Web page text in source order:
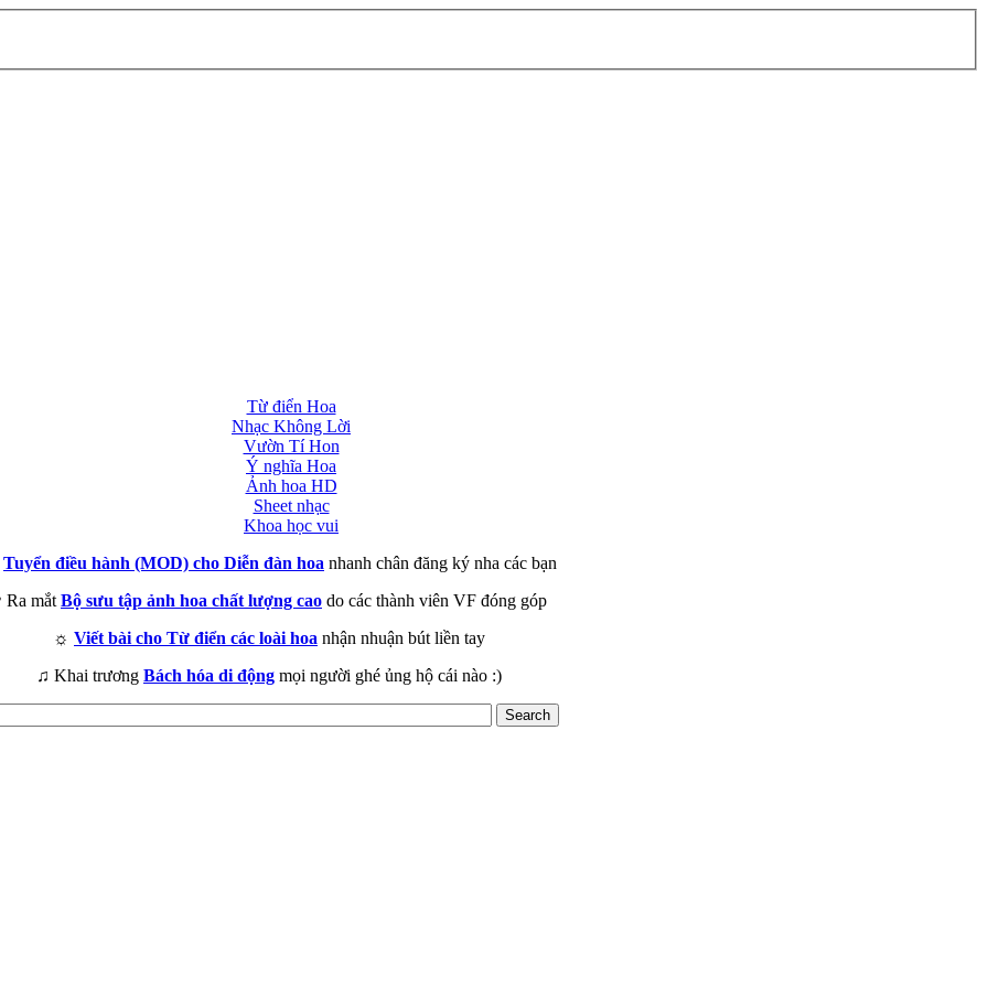
Từ điển Hoa
Nhạc Không Lời
Vườn Tí Hon
Ý nghĩa Hoa
Ảnh hoa HD
Sheet nhạc
Khoa học vui
Tuyển điều hành (MOD) cho Diễn đàn hoa nhanh chân đăng ký nha các bạn
Ra mắt Bộ sưu tập ảnh hoa chất lượng cao do các thành viên VF đóng góp
☼ Viết bài cho Từ điển các loài hoa nhận nhuận bút liền tay
♫ Khai trương Bách hóa di động mọi người ghé ủng hộ cái nào :)